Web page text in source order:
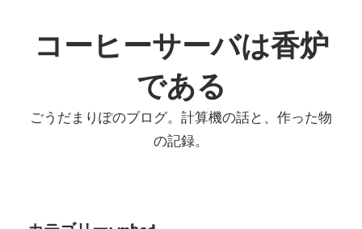
ン
テ
へ
プ
コーヒーサーバは香炉
である
ごうだまりぽのブログ。計算機の話と、作った物
の記録。